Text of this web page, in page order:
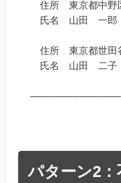
住所　東京都中
氏名　山田　一郎
住所　東京都世
氏名　山田　二子
パターン2